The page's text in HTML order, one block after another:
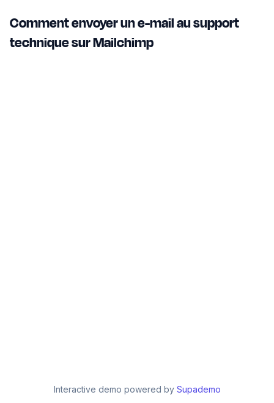
Comment envoyer un e-mail au support
technique sur Mailchimp
Interactive demo powered by Supademo